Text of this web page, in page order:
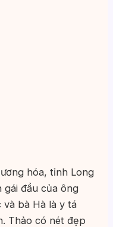
hóa, tỉnh Long
gái đầu của ông
và bà Hà là y tá
Thảo có nét đẹp